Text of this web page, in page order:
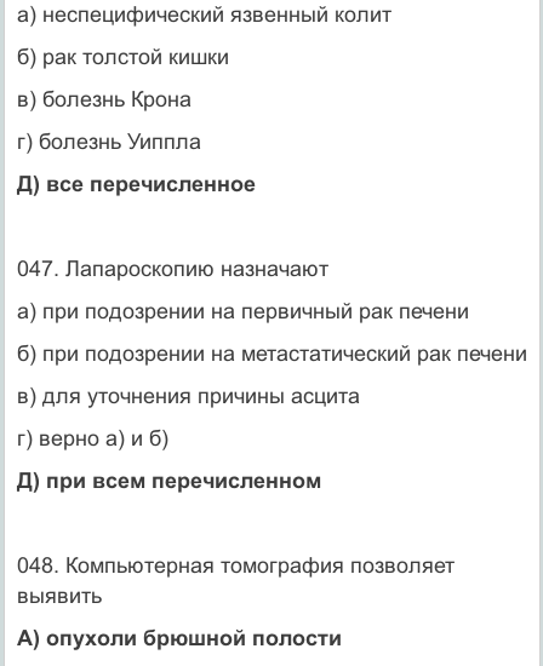
а) неспецифический язвенный колит
б) рак толстой кишки
в) болезнь Крона
г) болезнь Уиппла
Д) все перечисленное
047. Лапароскопию назначают
а) при подозрении на первичный рак печени
б) при подозрении на метастатический рак печени
в) для уточнения причины асцита
г) верно а) и б)
Д) при всем перечисленном
048. Компьютерная томография позволяет
выявить
А) опухоли брюшной полости